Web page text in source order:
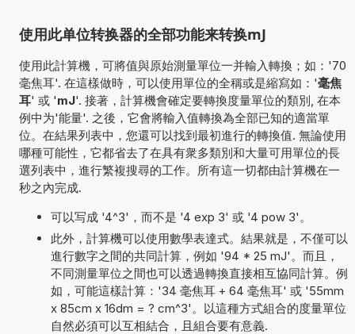
使用此单位转换器的全部功能来转换mJ
使用此計算機，可將值與原始測量單位一并輸入轉換；如：'70
毫焦耳'. 在這樣做時，可以使用單位的全稱或是縮寫如：'毫焦
耳' 或 'mJ'. 接著，計算機會確定要轉換度量單位的類別, 在本
例中为'能量'. 之後，它會將輸入值轉換為全部已知的適當單
位。在結果列表中，您還可以找到最初進行的轉換值. 無論使用
哪種可能性，它都省去了在具有衆多類別和大量可用單位的長
選列表中，進行繁複搜尋的工作。所有這一切都由計算機在一
秒之內完成.
可以写成 '4^3'，而不是 '4 exp 3' 或 '4 pow 3'。
此外，計算機可以使用數學表達式。結果就是，不僅可以
進行數字之間的共同計算，例如 '94 * 25 mJ'。而且，
不同測量單位之間也可以透過轉換直接相互協同計算。例
如，可能這樣計算：'34 毫焦耳 + 64 毫焦耳' 或 '55mm
x 85cm x 16dm = ? cm^3'。以這種方式組合的度量單位
自然必須可以互相結合，且組合要有意義.